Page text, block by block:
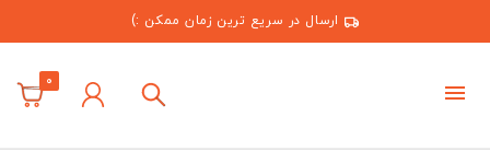
ارسال در سریع ترین زمان ممکن :)
0